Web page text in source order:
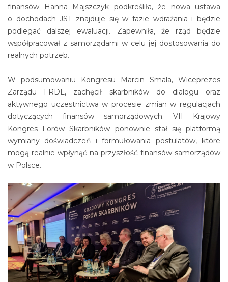
finansów Hanna Majszczyk podkreśliła, że nowa ustawa
o dochodach JST znajduje się w fazie wdrażania i będzie
podlegać dalszej ewaluacji. Zapewniła, że rząd będzie
współpracował z samorządami w celu jej dostosowania do
realnych potrzeb.
W podsumowaniu Kongresu Marcin Smala, Wiceprezes
Zarządu FRDL, zachęcił skarbników do dialogu oraz
aktywnego uczestnictwa w procesie zmian w regulacjach
dotyczących finansów samorządowych. VII Krajowy
Kongres Forów Skarbników ponownie stał się platformą
wymiany doświadczeń i formułowania postulatów, które
mogą realnie wpłynąć na przyszłość finansów samorządów
w Polsce.